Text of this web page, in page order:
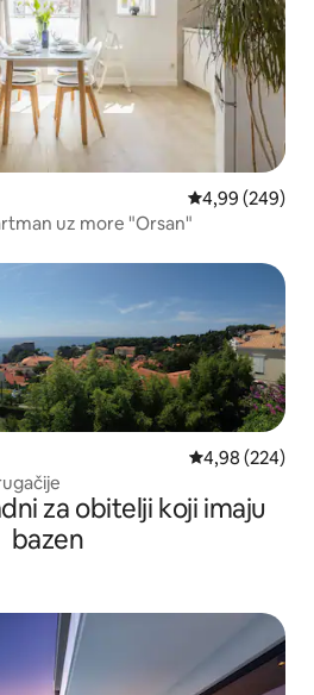
Prosječna
4,99 (249)
uz more "Orsan"
s oznakom „Odabrali gosti”
Prosječna
4,98 (224)
drugačije
za obitelji koji imaju
bazen
s oznakom „Odabrali gosti”